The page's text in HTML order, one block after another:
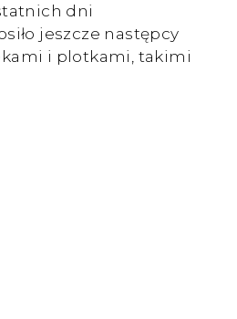
dni
jeszcze następcy
i plotkami, takimi